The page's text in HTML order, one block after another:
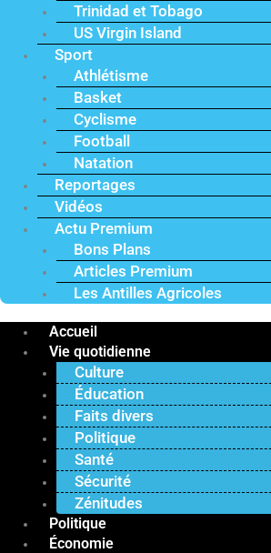
Trinidad et Tobago
US Virgin Island
Sport
Athlétisme
Basket
Cyclisme
Football
Natation
Reportages
Vidéos
Actu Premium
Bons Plans
Articles Premium
Les Antilles Agricoles
Accueil
Vie quotidienne
Culture
Éducation
Faits divers
Politique
Santé
Sécurité
Zénitudes
Politique
Économie